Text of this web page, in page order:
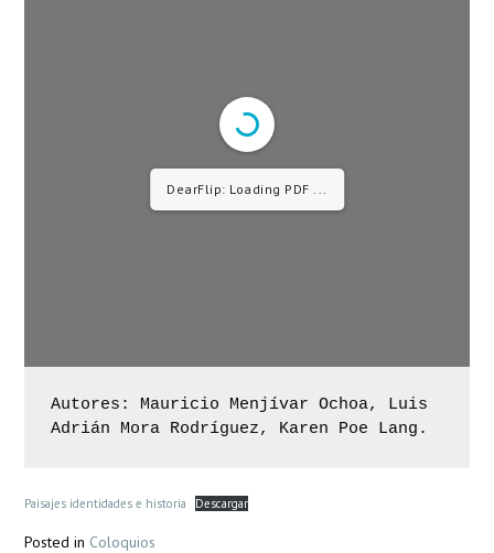
DearFlip: Loading PDF 8% ...
Autores: Mauricio Menjívar Ochoa, Luis
Adrián Mora Rodríguez, Karen Poe Lang.
Paisajes identidades e historia Descargar
Posted in Coloquios